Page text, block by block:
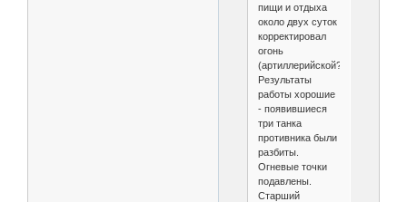
пищи и отдыха
около двух суток
корректировал
огонь
(артиллерийской?)группы.
Результаты
работы хорошие
- появившиеся
три танка
противника были
разбиты.
Огневые точки
подавлены.
Старший